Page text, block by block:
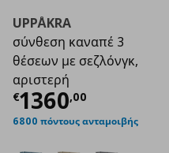
UPPÅKRA
σύνθεση καναπέ 3
θέσεων με σεζλόνγκ,
αριστερή
€1360,00
Τρέχουσα τιμή
6800 πόντους ανταμοιβής